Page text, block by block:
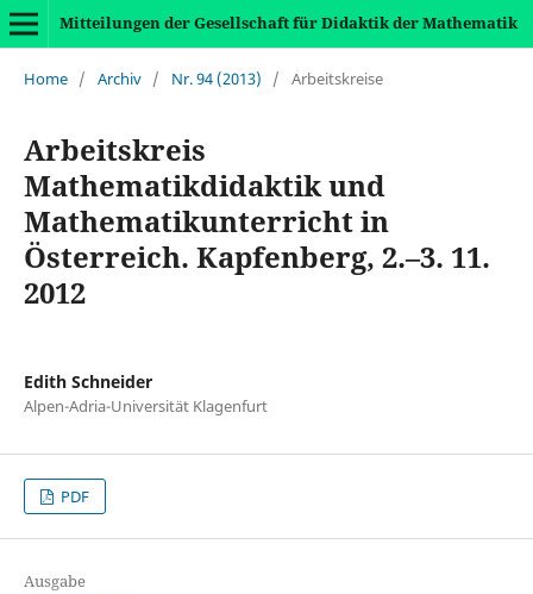
Mitteilungen der Gesellschaft für Didaktik der Mathematik
Home / Archiv / Nr. 94 (2013) / Arbeitskreise
Arbeitskreis
Mathematikdidaktik und
Mathematikunterricht in
Österreich. Kapfenberg, 2.–3. 11.
2012
Edith Schneider
Alpen-Adria-Universität Klagenfurt
PDF
Ausgabe